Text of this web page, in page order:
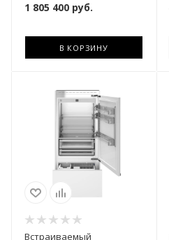
1 805 400 руб.
В КОРЗИНУ
Встраиваемый